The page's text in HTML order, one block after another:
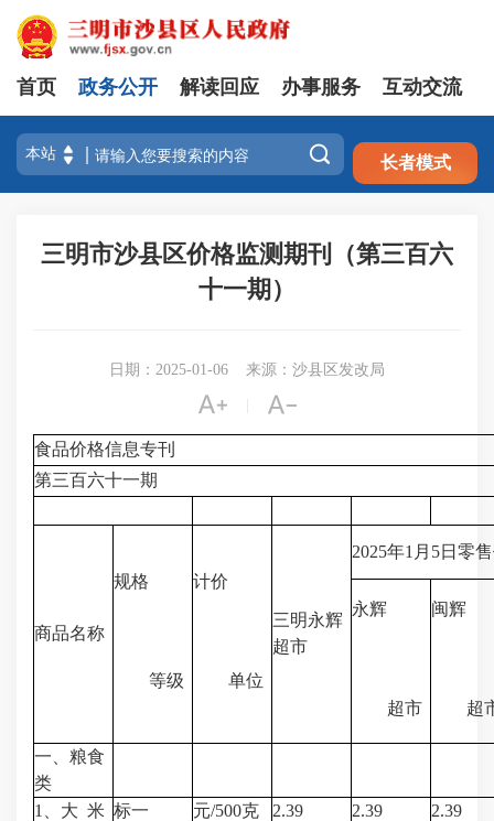
注册 登录
首页 政务公开 解读回应 办事服务 互动交流
 长者模式
三明市沙县区价格监测期刊（第三百六
十一期）
日期：2025-01-06 来源：沙县区发改局
 
食品价格信息专刊
第三百六十一期
商品名称
规格
等级
计价
单位
三明永辉
超市
2025年1月5日零
永辉
超市
闽辉
超
一、粮食
类
1、大 米 标一 元/500克 2.39 2.39
2.39